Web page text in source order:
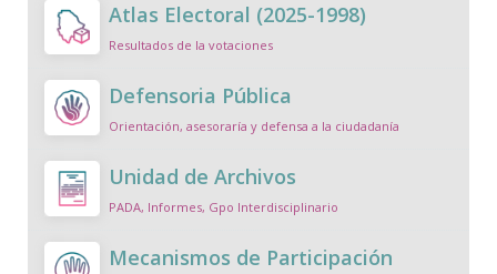
Atlas Electoral (2025-1998)
Resultados de la votaciones
Defensoria Pública
Orientación, asesoraría y defensa a la ciudadanía
Unidad de Archivos
PADA, Informes, Gpo Interdisciplinario
Mecanismos de Participación